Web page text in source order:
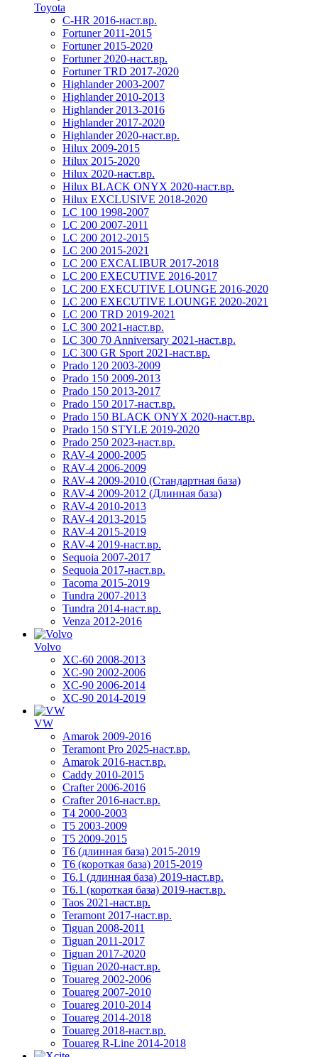
Toyota
C-HR 2016-наст.вр.
Fortuner 2011-2015
Fortuner 2015-2020
Fortuner 2020-наст.вр.
Fortuner TRD 2017-2020
Highlander 2003-2007
Highlander 2010-2013
Highlander 2013-2016
Highlander 2017-2020
Highlander 2020-наст.вр.
Hilux 2009-2015
Hilux 2015-2020
Hilux 2020-наст.вр.
Hilux BLACK ONYX 2020-наст.вр.
Hilux EXCLUSIVE 2018-2020
LC 100 1998-2007
LC 200 2007-2011
LC 200 2012-2015
LC 200 2015-2021
LC 200 EXCALIBUR 2017-2018
LC 200 EXECUTIVE 2016-2017
LC 200 EXECUTIVE LOUNGE 2016-2020
LC 200 EXECUTIVE LOUNGE 2020-2021
LC 200 TRD 2019-2021
LC 300 2021-наст.вр.
LC 300 70 Anniversary 2021-наст.вр.
LC 300 GR Sport 2021-наст.вр.
Prado 120 2003-2009
Prado 150 2009-2013
Prado 150 2013-2017
Prado 150 2017-наст.вр.
Prado 150 BLACK ONYX 2020-наст.вр.
Prado 150 STYLE 2019-2020
Prado 250 2023-наст.вр.
RAV-4 2000-2005
RAV-4 2006-2009
RAV-4 2009-2010 (Стандартная база)
RAV-4 2009-2012 (Длинная база)
RAV-4 2010-2013
RAV-4 2013-2015
RAV-4 2015-2019
RAV-4 2019-наст.вр.
Sequoia 2007-2017
Sequoia 2017-наст.вр.
Tacoma 2015-2019
Tundra 2007-2013
Tundra 2014-наст.вр.
Venza 2012-2016
Volvo
XC-60 2008-2013
XC-90 2002-2006
XC-90 2006-2014
XC-90 2014-2019
VW
Amarok 2009-2016
Teramont Pro 2025-наст.вр.
Amarok 2016-наст.вр.
Caddy 2010-2015
Crafter 2006-2016
Crafter 2016-наст.вр.
T4 2000-2003
T5 2003-2009
T5 2009-2015
T6 (длинная база) 2015-2019
Т6 (короткая база) 2015-2019
T6.1 (длинная база) 2019-наст.вр.
T6.1 (короткая база) 2019-наст.вр.
Taos 2021-наст.вр.
Teramont 2017-наст.вр.
Tiguan 2008-2011
Tiguan 2011-2017
Tiguan 2017-2020
Tiguan 2020-наст.вр.
Touareg 2002-2006
Touareg 2007-2010
Touareg 2010-2014
Touareg 2014-2018
Touareg 2018-наст.вр.
Touareg R-Line 2014-2018